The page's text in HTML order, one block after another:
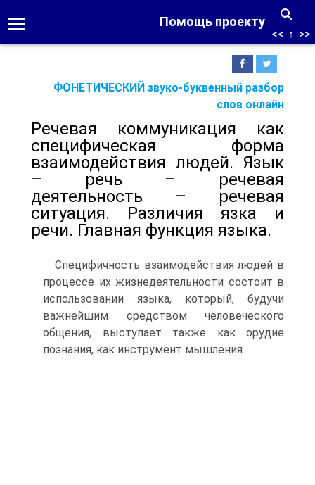
Помощь проекту
ФОНЕТИЧЕСКИЙ звуко-буквенный разбор
слов онлайн
<< ↑ >>
Речевая коммуникация как
специфическая форма
взаимодействия людей. Язык
– речь – речевая
деятельность – речевая
ситуация. Различия язка и
речи. Главная функция языка.
Специфичность взаимодействия людей в
процессе их жизнедеятельности состоит в
использовании языка, который, будучи
важнейшим средством человеческого
общения, выступает также как орудие
познания, как инструмент мышления.